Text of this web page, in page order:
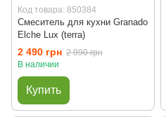
Код товара: 850384
Смеситель для кухни Granado
Elche Lux (terra)
2 490 грн 2 990 грн
В наличии
Купить